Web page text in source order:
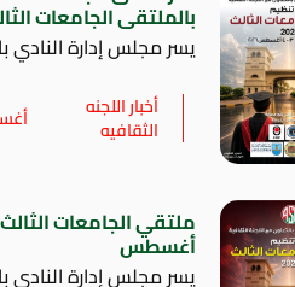
بالملتقى الجامعات
يسر مجلس إدارة النادي
أخبار اللجنه
الثقافيه
ملتقي الجامعات
أغسطس
يسر مجلس إدارة النادي